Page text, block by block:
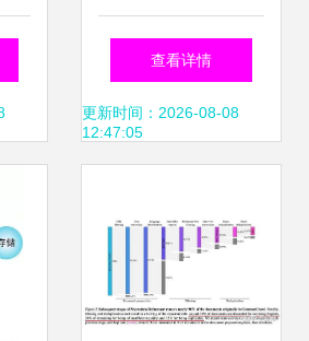
不准、转速表指针
乱跳、故障灯全
查看详情
更新时间：2026-08-08
12:47:05